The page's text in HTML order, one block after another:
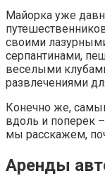
Майорка уже
своими
серпантинами,
веселыми
развлечениями
Конечно же,
вдоль и поперек
мы расскажем,
Аренды